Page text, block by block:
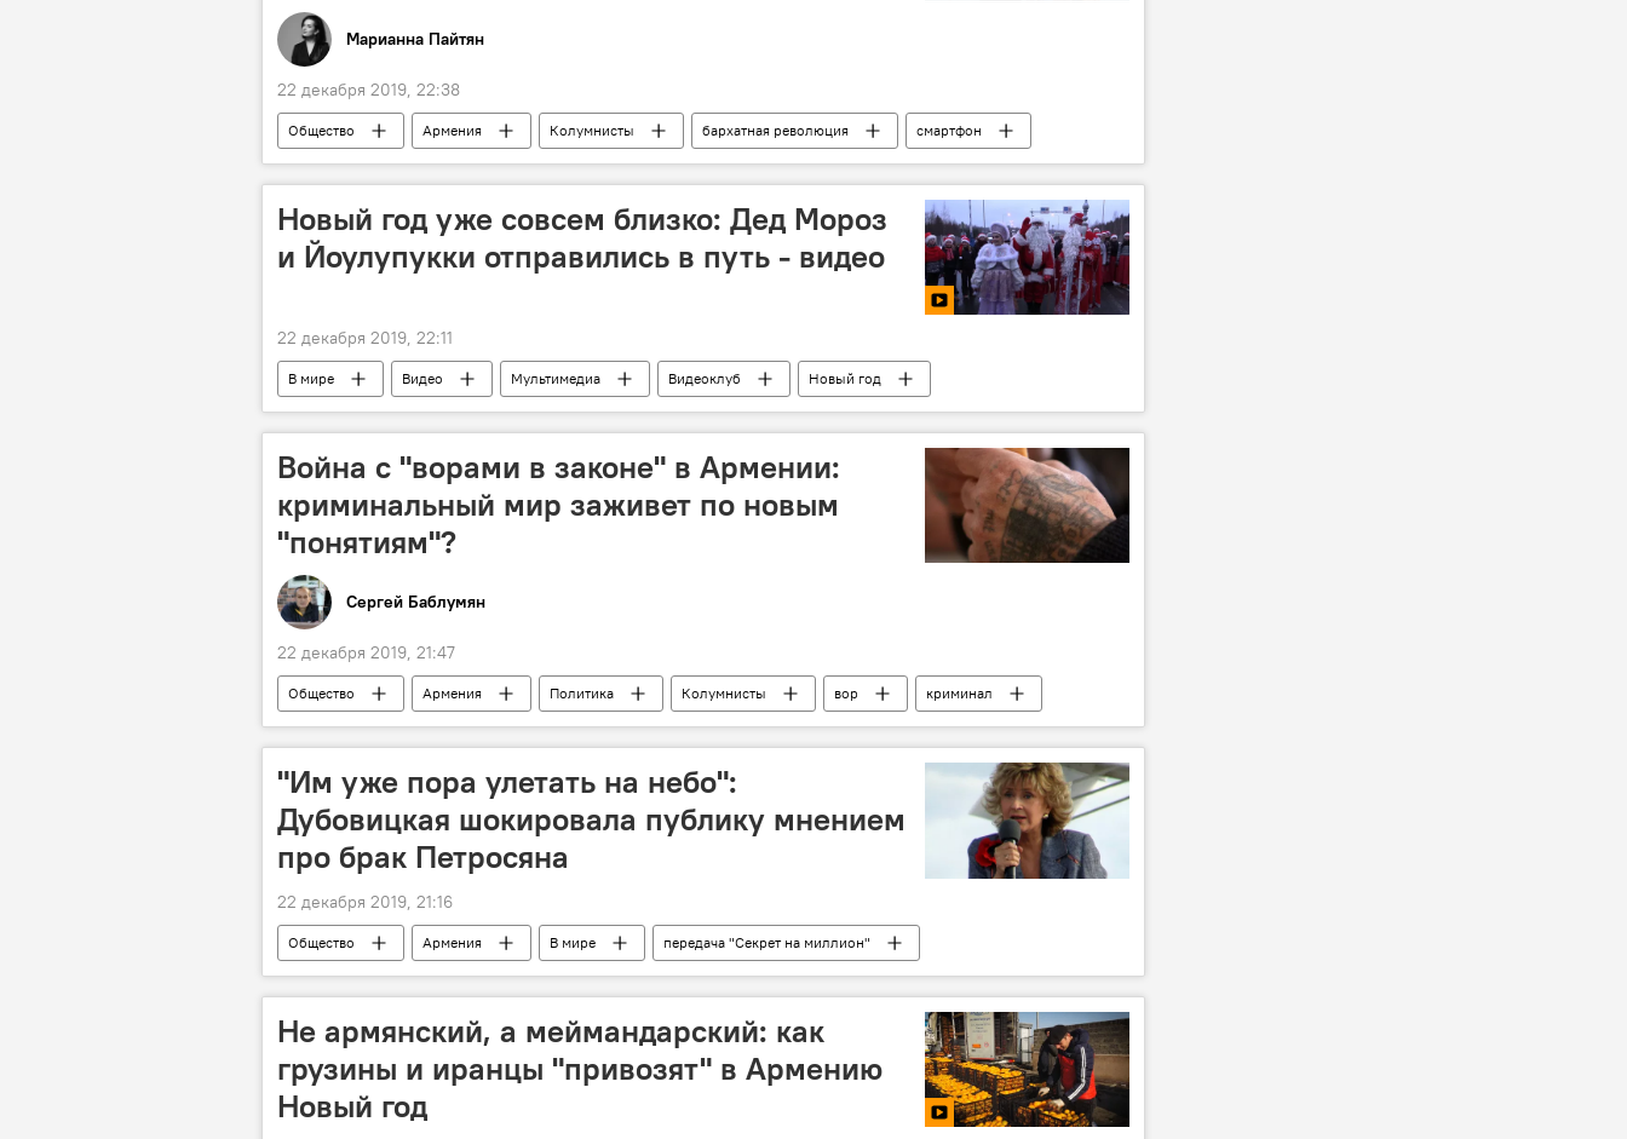
Марианна Пайтян
22 декабря 2019, 22:38
Общество Армения Колумнисты бархатная революция смартфон
Новый год уже совсем близко: Дед Мороз
и Йоулупукки отправились в путь - видео
22 декабря 2019, 22:11
В мире Видео Мультимедиа Видеоклуб
Новый год
Дед Мороз
Война с "ворами в законе" в Армении:
криминальный мир заживет по новым
"понятиям"?
Сергей Баблумян
22 декабря 2019, 21:47
Общество Армения Политика Колумнисты вор
криминал
преступность
Новости Армения
"Им уже пора улетать на небо":
Дубовицкая шокировала публику мнением
про брак Петросяна
22 декабря 2019, 21:16
Общество Армения В мире
передача "Секрет на миллион"
Петросян Евгений
Петросян
Не армянский, а меймандарский: как
грузины и иранцы "привозят" в Армению
Новый год